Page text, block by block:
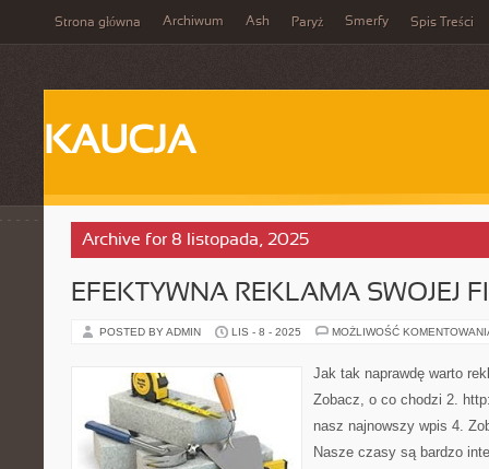
Strona główna Archiwum Ash Paryż Smerfy Spis Treści
KAUCJA
Archive for 8 listopada, 2025
EFEKTYWNA REKLAMA SWOJEJ
POSTED BY ADMIN LIS - 8 - 2025 MOŻLIWOŚĆ
Jak tak naprawdę warto
Zobacz, o co chodzi 2.
nasz najnowszy wpis 4.
Nasze czasy są bardzo